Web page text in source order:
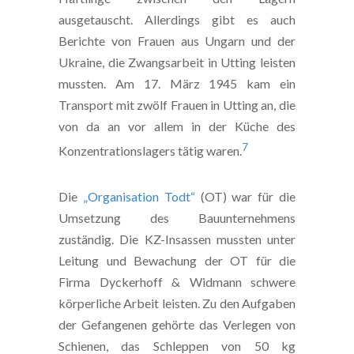
ausgetauscht. Allerdings gibt es auch
Berichte von Frauen aus Ungarn und der
Ukraine, die Zwangsarbeit in Utting leisten
mussten. Am 17. März 1945 kam ein
Transport mit zwölf Frauen in Utting an, die
von da an vor allem in der Küche des
Konzentrationslagers tätig waren.7
Die „Organisation Todt“(OT) war für die
Umsetzung des Bauunternehmens
zuständig. Die KZ-Insassen mussten unter
Leitung und Bewachung der OT für die
Firma Dyckerhoff & Widmann schwere
körperliche Arbeit leisten. Zu den Aufgaben
der Gefangenen gehörte das Verlegen von
Schienen, das Schleppen von 50 kg